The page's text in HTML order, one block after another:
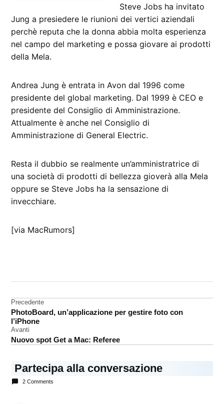
Steve Jobs ha invitato
Jung a presiedere le riunioni dei vertici aziendali
perchè reputa che la donna abbia molta esperienza
nel campo del marketing e possa giovare ai prodotti
della Mela.
Andrea Jung è entrata in Avon dal 1996 come
presidente del global marketing. Dal 1999 è CEO e
presidente del Consiglio di Amministrazione.
Attualmente è anche nel Consiglio di
Amministrazione di General Electric.
Resta il dubbio se realmente un’amministratrice di
una società di prodotti di bellezza gioverà alla Mela
oppure se Steve Jobs ha la sensazione di
invecchiare.
[via MacRumors]
consiglio di
amministrazione
Navigazione
articoli
Precedente
PhotoBoard, un’applicazione per gestire foto con
l’iPhone
Avanti
Nuovo spot Get a Mac: Referee
Partecipa alla conversazione
2 Comments